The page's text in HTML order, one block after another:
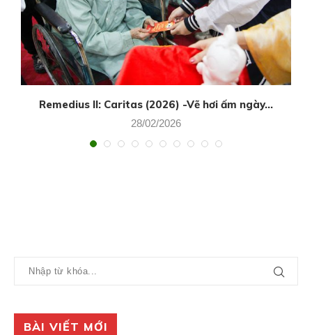
Remedius II: Caritas (2026) -Vẽ hơi ấm ngày...
28/02/2026
BÀI VIẾT MỚI